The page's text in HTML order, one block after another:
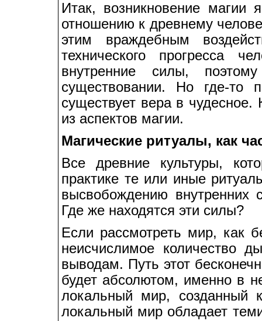
Итак, возникновение
отношению к древнему
этим враждебным
технического прогресса
внутренние силы,
существовании. Но где-то
существует вера в чудесное.
из аспектов магии.
Магические ритуалы, как
Все древние культуры,
практике те или иные
высвобождению внутренних
Где же находятся эти силы?
Если рассмотреть мир, как
неисчислимое количество
выводам. Путь этот
будет абсолютом, именно в
локальный мир, созданный
локальный мир обладает